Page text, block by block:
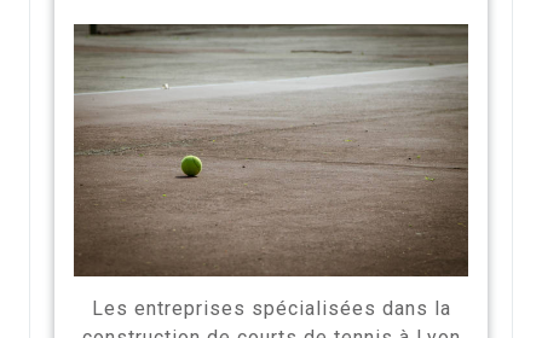
Les entreprises spécialisées dans la